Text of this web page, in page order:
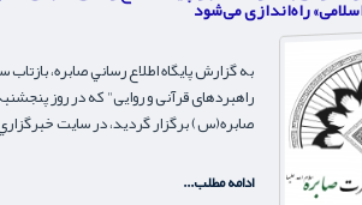
راه‌اندازی می‌شود
به گزارش پايگاه اطلاع رساني صابره،
صابره(س) برگزار گرديد، در سايت
ادامه مطلب...